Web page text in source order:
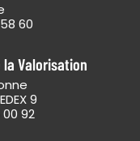
60
la Valorisation
9
92